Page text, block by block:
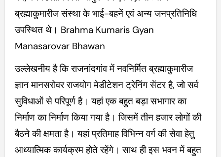
ब्रह्माकुमारीज संस्था के भाई-बहनें एवं अन्य जनप्रतिनिधि
उपस्थित थे। Brahma Kumaris Gyan
Manasarovar Bhawan
उल्लेखनीय है कि राजनांदगांव में नवनिर्मित ब्रह्माकुमारीज
ज्ञान मानसरोवर राजयोग मेडीटेशन ट्रेनिंग सेंटर है, जो सर्व
सुविधाओं से परिपूर्ण है। यहां एक बहुत बड़ा सभागार का
निर्माण का निर्माण किया गया है। जिसमें तीन हजार लोगों की
बैठने की क्षमता है। यहां प्रतिमाह विभिन्न वर्ग की सेवा हेतु
आध्यात्मिक कार्यक्रम होते रहेंगे। साथ ही इस भवन में बहुत